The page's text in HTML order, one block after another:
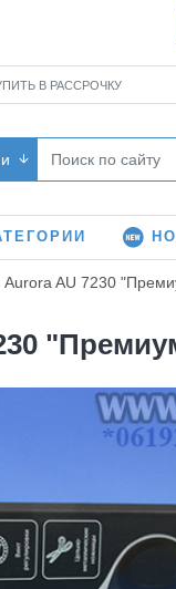
В РАССРОЧКУ
AU 7230